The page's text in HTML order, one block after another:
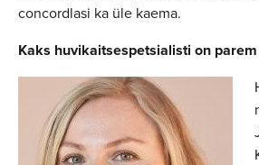
concordlasi ka üle kaema.
Kaks huvikaitsespetsialisti on